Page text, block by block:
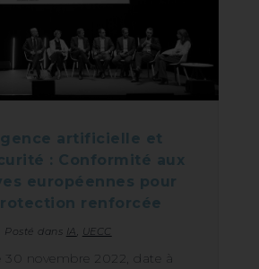
artificielle et
: Conformité aux
européennes pour
renforcée
Posté dans IA UECC
30 novembre 2022, date à